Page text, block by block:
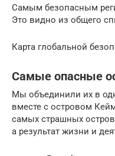
Самым безопасным
Это видно из общего
Карта глобальной
Самые опасные
Мы объединили их в
вместе с островом
самых страшных
а результат жизни и